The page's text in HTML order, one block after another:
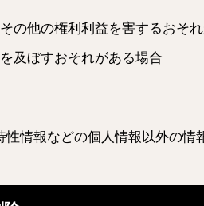
の他の権利利益を害するおそ
及ぼすおそれがある場合
情報などの個人情報以外の情